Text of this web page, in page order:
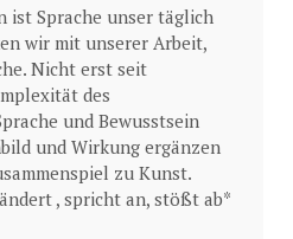
Sprache unser täglich
wir mit unserer Arbeit,
Nicht erst seit
des
und Bewusstsein
und Wirkung ergänzen
zu Kunst.
, spricht an, stößt ab*